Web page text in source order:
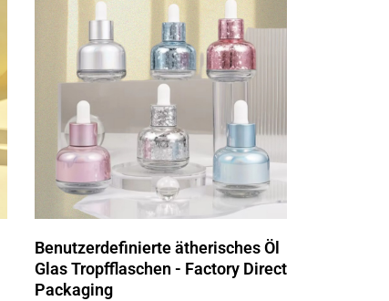
Benutzerdefinierte ätherisches Öl
Glas Tropfflaschen - Factory Direct
Packaging